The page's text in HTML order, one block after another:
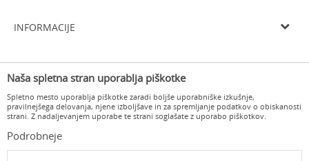
Delovni čas
Varovanje osebnih podatkov
Pogosta vprašanja
Vračilo kupnine
Odstop od pogodbe in vračilo
INFORMACIJE
Delovni čas
Kontakt
Naša spletna stran uporablja piškotke
Spletno mesto uporablja piškotke zaradi boljše uporabniške izkušnje,
pravilnejšega delovanja, njene izboljšave in za spremljanje podatkov o obiskanosti
strani. Z nadaljevanjem uporabe te strani soglašate z uporabo piškotkov.
Podrobneje